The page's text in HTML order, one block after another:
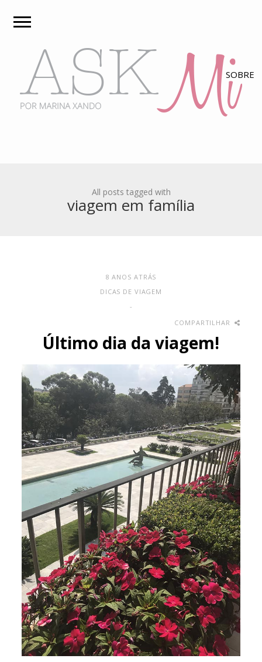
All posts tagged with
viagem em família
8 ANOS ATRÁS
DICAS DE VIAGEM
-
COMPARTILHAR
Último dia da viagem!